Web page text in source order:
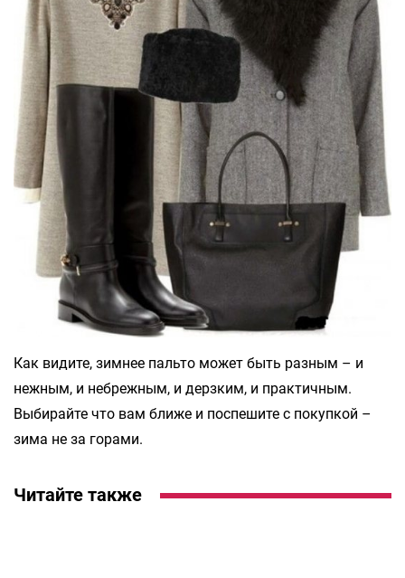
Как видите, зимнее пальто может быть разным – и
нежным, и небрежным, и дерзким, и практичным.
Выбирайте что вам ближе и поспешите с покупкой –
зима не за горами.
Читайте также